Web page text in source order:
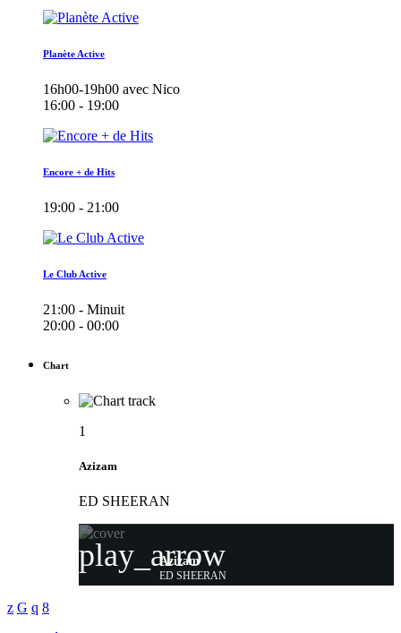
Planète Active
16h00-19h00 avec Nico
16:00 - 19:00
Encore + de Hits
19:00 - 21:00
Le Club Active
21:00 - Minuit
20:00 - 00:00
Chart
1
Azizam
ED SHEERAN
play_arrow
Azizam
ED SHEERAN